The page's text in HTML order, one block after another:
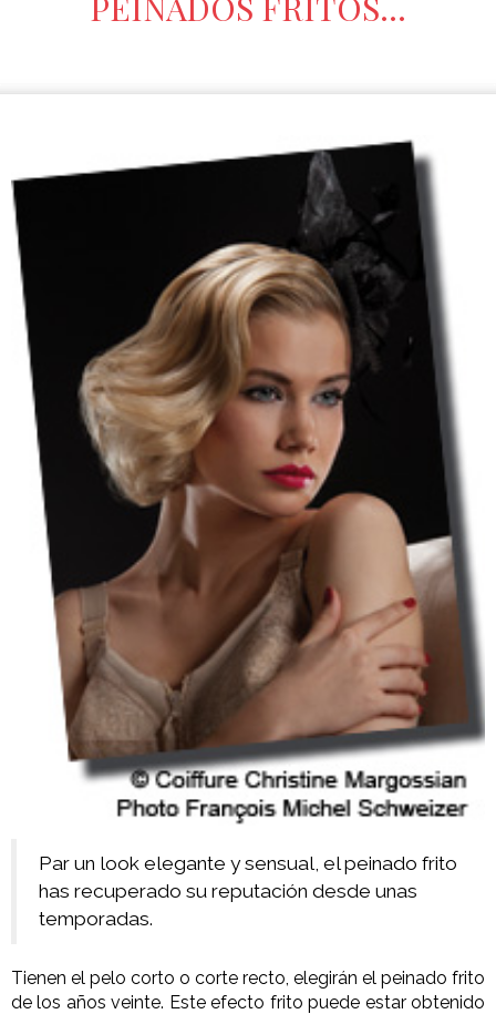
Par un look elegante y sensual, el peinado frito
has recuperado su reputación desde unas
temporadas.
Tienen el pelo corto o corte recto, elegirán el peinado frito
de los años veinte. Este efecto frito puede estar obtenido